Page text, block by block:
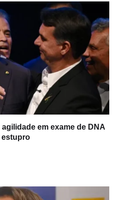
em exame de DNA
estupro